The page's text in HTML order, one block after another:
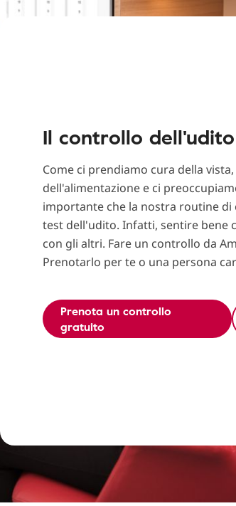
Il controllo
Come ci prendiamo cura della
dell'alimentazione e ci
importante che la nostra routine di
test dell'udito. Infatti, sentire bene
con gli altri. Fare un controllo da
Prenotarlo per te o una persona
Prenota un controllo
gratuito